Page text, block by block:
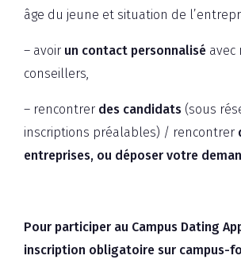
âge du jeune et situation de
– avoir un contact personnalisé avec
conseillers,
– rencontrer des candidats (sous
inscriptions préalables) / rencontrer
entreprises, ou déposer votre
Pour participer au Campus Dating
inscription obligatoire sur campus-